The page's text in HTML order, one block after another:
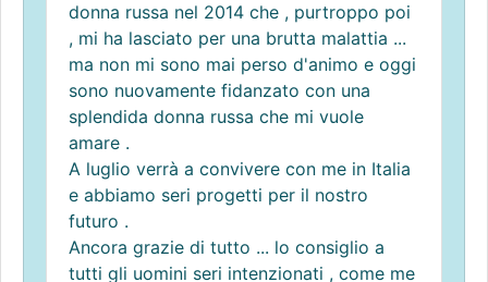
donna russa nel 2014 che , purtroppo poi
, mi ha lasciato per una brutta malattia ...
ma non mi sono mai perso d'animo e oggi
sono nuovamente fidanzato con una
splendida donna russa che mi vuole
amare .
A luglio verrà a convivere con me in Italia
e abbiamo seri progetti per il nostro
futuro .
Ancora grazie di tutto ... lo consiglio a
tutti gli uomini seri intenzionati , come me